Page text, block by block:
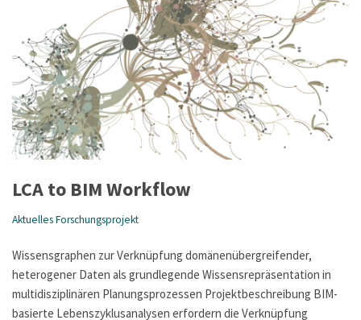
LCA to BIM Workflow
Aktuelles Forschungsprojekt
Wissensgraphen zur Verknüpfung domänenübergreifender,
heterogener Daten als grundlegende Wissensrepräsentation in
multidisziplinären Planungsprozessen Projektbeschreibung BIM-
basierte Lebenszyklusanalysen erfordern die Verknüpfung